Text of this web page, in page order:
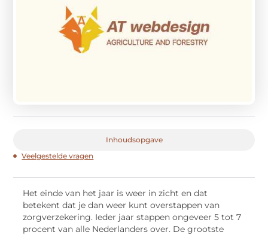
Inhoudsopgave
Veelgestelde vragen
Het einde van het jaar is weer in zicht en dat
betekent dat je dan weer kunt overstappen van
zorgverzekering. Ieder jaar stappen ongeveer 5 tot 7
procent van alle Nederlanders over. De grootste